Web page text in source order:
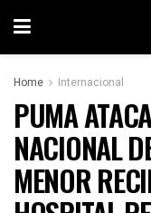
Home Internacional
PUMA
NACIONAL
MENOR